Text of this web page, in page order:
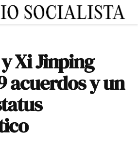
Xi Jinping
acuerdos y un